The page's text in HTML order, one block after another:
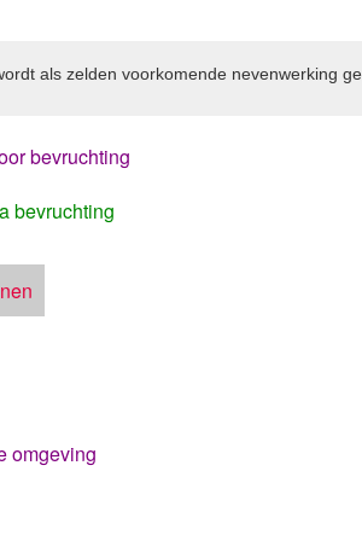
als zelden voorkomende nevenwerking
bevruchting
bevruchting
omgeving